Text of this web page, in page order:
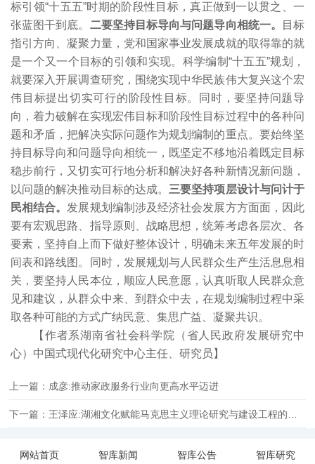
标引领“十五五”时期的阶段性目标，真正做到一以贯之、一
张蓝图干到底。 二要坚持目标导向与问题导向相统一。
目标
指引方向、凝聚力量，党和国家事业发展成就的取得靠的就
是一个又一个目标的引领和实现。科学编制“十五五”规划，
就要深入开展调查研究，围绕实现中华民族伟大复兴这个宏
伟目标提出切实可行的阶段性目标。同时，要坚持问题导
向，着力破解在实现宏伟目标和阶段性目标过程中的各种问
题和矛盾，把解决实际问题作为规划编制的重点。要始终坚
持目标导向和问题导向相统一，既坚定不移地沿着既定目标
稳步前行，又切实可行地分析和解决好各种新情况新问题，
以问题的解决推动目标的达成。 三要坚持项层设计与问计于
民相结合。 发展规划编制涉及经济社会发展方方面面，因此
要有宏观思路、指导原则、战略思想，统筹考虑各层次、各
要素，坚持自上而下做好整体设计，明确未来五年发展的时
间表和路线图。同时，发展规划与人民群众生产生活息息相
关，要坚持人民本位，顺应人民意愿，认真听取人民群众意
见和建议，从群众中来、到群众中去，在规划编制过程中采
取各种可能的方式广纳民意、集思广益、凝聚共识。
【作者系湖南省社会科学院（省人民政府发展研究中
心）中国式现代化研究中心主任、研究员】
上一篇：成彦:推动家政服务行业向更高水平迈进
下一篇：王泽应:湖湘文化赋能马克思主义理论研究与建设工程的战略资源意义和价值
网站首页 智库新闻 智库公告 智库研究